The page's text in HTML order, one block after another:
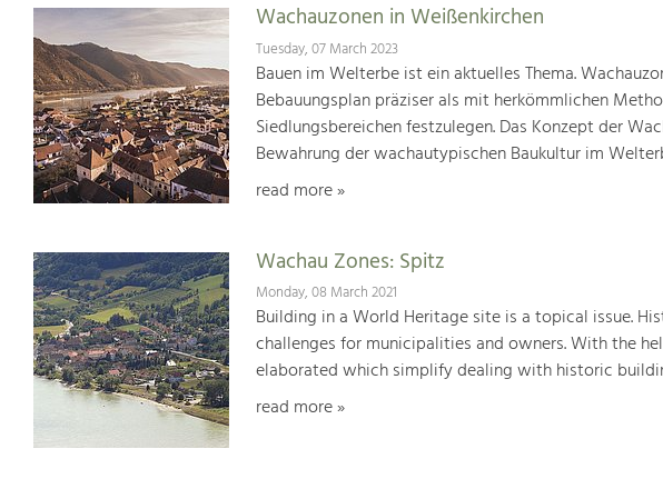
Wachauzonen in Weißenkirchen
Tuesday, 07 March 2023
Bauen im Welterbe ist ein aktuelles Thema.
Bebauungsplan präziser als mit herkömmlichen
Siedlungsbereichen festzulegen. Das Konzept der
Bewahrung der wachautypischen Baukultur im
read more »
Wachau Zones: Spitz
Monday, 08 March 2021
Building in a World Heritage site is a topical issue.
challenges for municipalities and owners. With the
elaborated which simplify dealing with historic
read more »